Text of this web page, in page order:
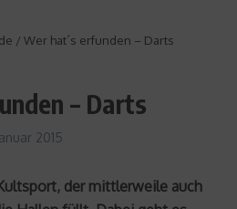
/ Wer hat´s erfunden – Darts
– Darts
2015
der mittlerweile auch